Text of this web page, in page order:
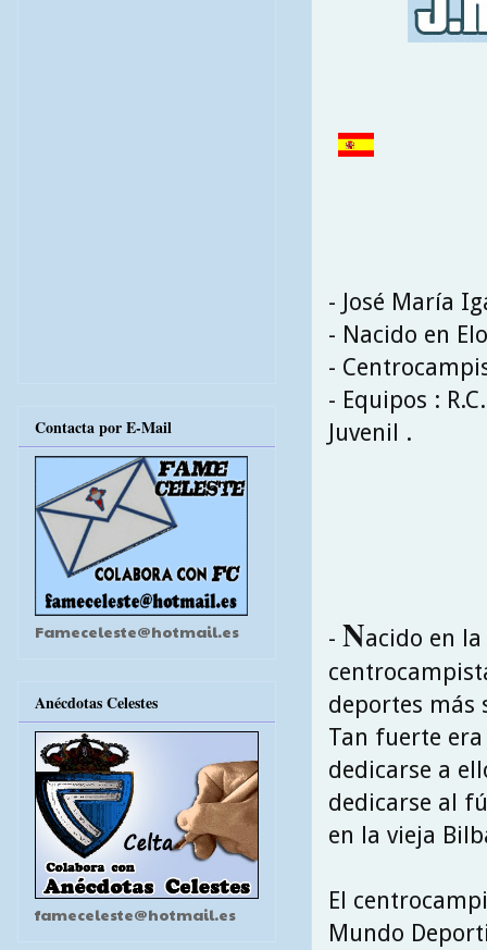
- José María
- Nacido en
-
- Equipos :
Juvenil .
- Nacido en
deportes más
Tan fuerte
dedicarse a
dedicarse al
en la vieja
El
Mundo
Contacta por E-Mail
Fameceleste@hotmail.es
Anécdotas Celestes
fameceleste@hotmail.es